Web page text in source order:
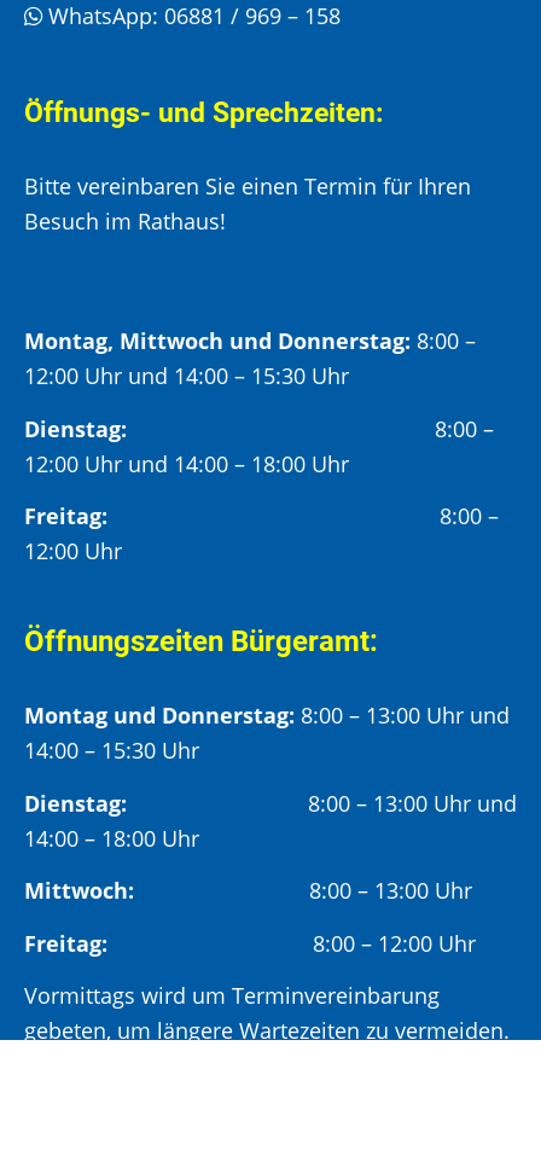
WhatsApp: 06881 / 969 – 158
Öffnungs- und Sprechzeiten:
Bitte vereinbaren Sie einen Termin für Ihren
Besuch im Rathaus!
Montag, Mittwoch und Donnerstag: 8:00 –
12:00 Uhr und 14:00 – 15:30 Uhr
Dienstag: 8:00 –
12:00 Uhr und 14:00 – 18:00 Uhr
Freitag:
8:00 –
12:00 Uhr
Öffnungszeiten Bürgeramt:
Montag und Donnerstag: 8:00 – 13:00 Uhr und
14:00 – 15:30 Uhr
Dienstag: 8:00 – 13:00 Uhr und
14:00 – 18:00 Uhr
Mittwoch: 8:00 – 13:00 Uhr
Freitag:
8:00 – 12:00 Uhr
Vormittags wird um Terminvereinbarung
gebeten, um längere Wartezeiten zu vermeiden.